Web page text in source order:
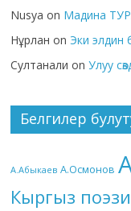
Nusya on Мадина
Нұрлан on Эки
Султанали onУлуу
Белгилер
А.Абыкаев А.Осмонов
Кыргыз